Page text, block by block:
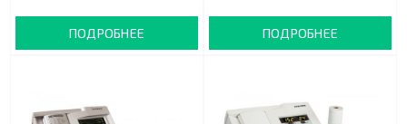
ПОДРОБНЕЕ ПОДРОБНЕЕ